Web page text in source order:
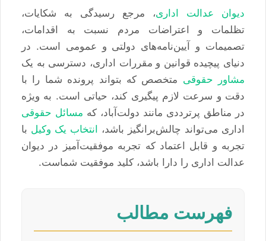
دیوان عدالت اداری، مرجع رسیدگی به شکایات،
تظلمات و اعتراضات مردم نسبت به اقدامات،
تصمیمات و آیین‌نامه‌های دولتی و عمومی است. در
دنیای پیچیده قوانین و مقررات اداری، دسترسی به یک
مشاور حقوقی متخصص که بتواند پرونده شما را با
دقت و سرعت لازم پیگیری کند، حیاتی است. به ویژه
در مناطق پرترددی مانند دولت‌آباد، که مسائل حقوقی
اداری می‌تواند چالش‌برانگیز باشد،
انتخاب یک وکیل با
تجربه و قابل اعتماد که تجربه موفقیت‌آمیز در دیوان
عدالت اداری را دارا باشد، کلید موفقیت شماست.
فهرست مطالب